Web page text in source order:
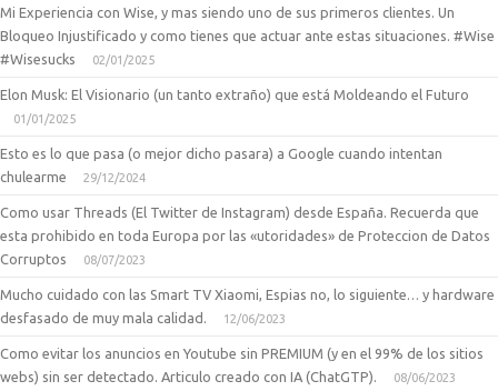
Mi Experiencia con Wise, y mas siendo uno de sus primeros clientes. Un
Bloqueo Injustificado y como tienes que actuar ante estas situaciones. #Wise
#Wisesucks
02/01/2025
Elon Musk: El Visionario (un tanto extraño) que está Moldeando el Futuro
01/01/2025
Esto es lo que pasa (o mejor dicho pasara) a Google cuando intentan
chulearme
29/12/2024
Como usar Threads (El Twitter de Instagram) desde España. Recuerda que
esta prohibido en toda Europa por las «utoridades» de Proteccion de Datos
Corruptos
08/07/2023
Mucho cuidado con las Smart TV Xiaomi, Espias no, lo siguiente… y hardware
desfasado de muy mala calidad.
12/06/2023
Como evitar los anuncios en Youtube sin PREMIUM (y en el 99% de los sitios
webs) sin ser detectado. Articulo creado con IA (ChatGTP).
08/06/2023